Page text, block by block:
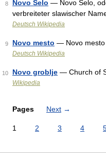
8 Novo Selo — Novo Selo,
verbreiteter slawischer
Deutsch Wikipedia
9 Novo mesto — Novo mesto
Deutsch Wikipedia
10 Novo groblje — Church of
Wikipedia
Pages Next →
1 2 3 4